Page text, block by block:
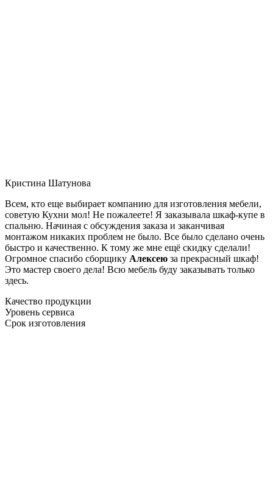
Кристина Шатунова
Всем, кто еще выбирает компанию для изготовления мебели,
советую Кухни мол! Не пожалеете! Я заказывала шкаф-купе в
спальню. Начиная с обсуждения заказа и заканчивая
монтажом никаких проблем не было. Все было сделано очень
быстро и качественно. К тому же мне ещё скидку сделали!
Огромное спасибо сборщику Алексею за прекрасный шкаф!
Это мастер своего дела! Всю мебель буду заказывать только
здесь.
Качество продукции
Уровень сервиса
Срок изготовления